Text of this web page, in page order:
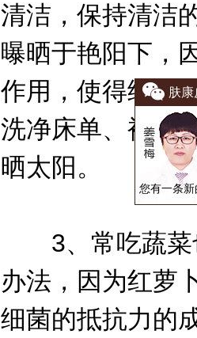
清洁，保持清洁
曝晒于艳阳下，
作用，使得细菌
洗净床单、被子
晒太阳。
3、常吃蔬菜
办法，因为红萝
细菌的抵抗力的
肤康
您有一条新